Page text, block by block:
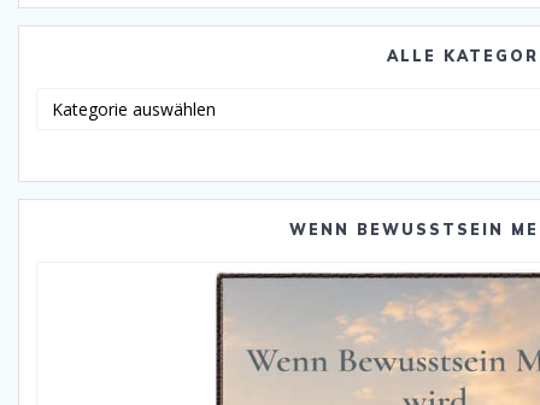
ALLE
WENN BEWUSSTSEIN